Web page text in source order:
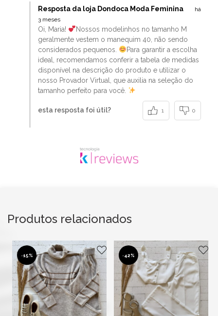
Resposta da loja Dondoca Moda Feminina
há
3 meses
Oi, Maria!
Nossos modelinhos no tamanho M
geralmente vestem o manequim 40, não sendo
considerados pequenos.
Para garantir a escolha
ideal, recomendamos conferir a tabela de medidas
disponível na descrição do produto e utilizar o
nosso Provador Virtual, que auxilia na seleção do
tamanho perfeito para você.
esta resposta foi útil? 1 0
Produtos relacionados
-15% -42%